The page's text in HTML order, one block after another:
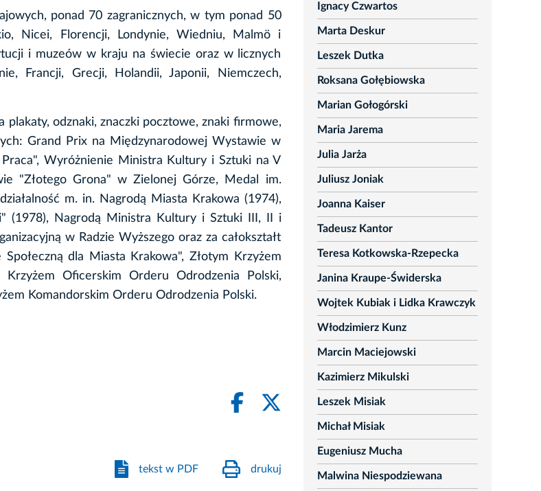
ponad 70 zagranicznych, w tym ponad 50
Nicei, Florencji, Londynie, Wiedniu, Malmö i
i muzeów w kraju na świecie oraz w licznych
Francji, Grecji, Holandii, Japonii, Niemczech,
odznaki, znaczki pocztowe, znaki firmowe,
Grand Prix na Międzynarodowej Wystawie w
Wyróżnienie Ministra Kultury i Sztuki na V
"Złotego Grona" w Zielonej Górze, Medal im.
m. in. Nagrodą Miasta Krakowa (1974),
(1978), Nagrodą Ministra Kultury i Sztuki III, II i
w Radzie Wyższego oraz za całokształt
dla Miasta Krakowa", Złotym Krzyżem
Oficerskim Orderu Odrodzenia Polski,
Komandorskim Orderu Odrodzenia Polski.
tekst w PDF drukuj
Ignacy Czwartos
Marta Deskur
Leszek Dutka
Roksana Gołębiowska
Marian Gołogórski
Maria Jarema
Julia Jarża
Juliusz Joniak
Joanna Kaiser
Tadeusz Kantor
Teresa Kotkowska-Rzepecka
Janina Kraupe-Świderska
Wojtek Kubiak i Lidka Krawczyk
Włodzimierz Kunz
Marcin Maciejowski
Kazimierz Mikulski
Leszek Misiak
Michał Misiak
Eugeniusz Mucha
Malwina Niespodziewana